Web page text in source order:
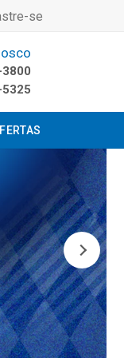
se